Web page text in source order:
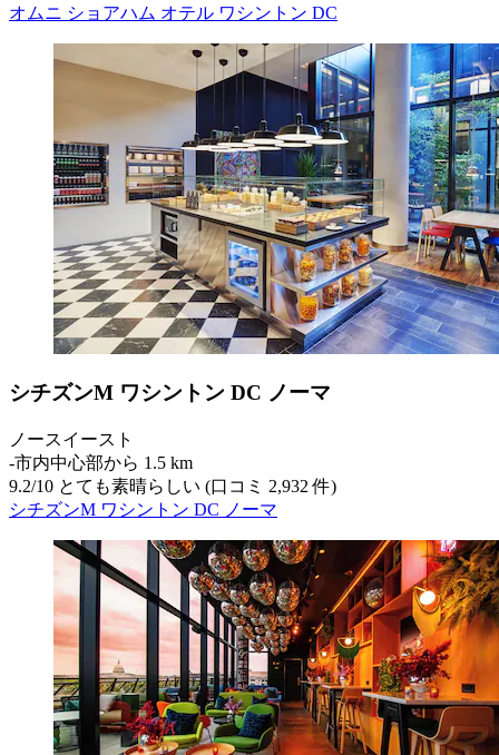
オムニ ショアハム オテル ワシントン DC
シチズンM ワシントン DC ノーマ
ノースイースト
‐市内中心部から 1.5 km
9.2/10 とても素晴らしい (口コミ 2,932 件)
シチズンM ワシントン DC ノーマ